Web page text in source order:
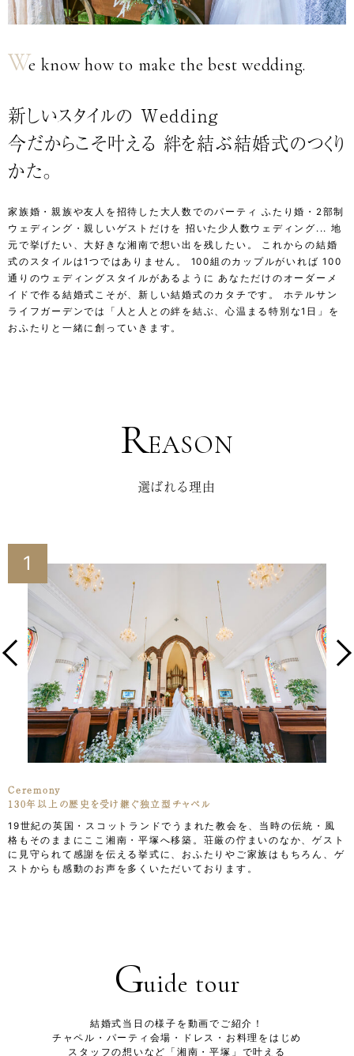
We know how to make the best wedding.
新しいスタイルの Wedding
今だからこそ叶える 絆を結ぶ結婚式のつくり
かた。
家族婚・親族や友人を招待した大人数でのパーティ ふたり婚・2部制
ウェディング・親しいゲストだけを 招いた少人数ウェディング... 地
元で挙げたい、大好きな湘南で想い出を残したい。
これからの結婚
式のスタイルは1つではありません。
100組のカップルがいれば 100
通りのウェディングスタイルがあるように あなただけのオーダーメ
イドで作る結婚式こそが、新しい結婚式のカタチです。
ホテルサン
ライフガーデンでは「人と人との絆を結ぶ、心温まる特別な1日」を
おふたりと一緒に創っていきます。
REASON
選ばれる理由
1
Ceremony
130年以上の歴史を受け継ぐ独立型チャペル
19世紀の英国・スコットランドでうまれた教会を、当時の伝統・風
格もそのままにここ湘南・平塚へ移築。荘厳の佇まいのなか、ゲスト
に見守られて感謝を伝える挙式に、おふたりやご家族はもちろん、ゲ
ストからも感動のお声を多くいただいております。
Guide tour
結婚式当日の様子を動画でご紹介！
チャペル・パーティ会場・ドレス・お料理をはじめ
スタッフの想いなど「湘南・平塚」で叶える